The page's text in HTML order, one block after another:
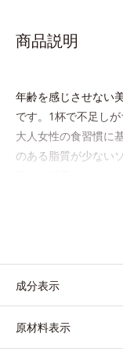
商品説明
年齢を感じさせない
です。1杯で不足しが
大人女性の食習慣に
のある脂質が少ない
体を作る材料である
甘さ控えめのカフェ
いしくたんぱく質を
成分表示
原材料表示